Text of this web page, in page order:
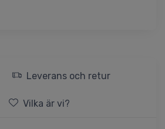
Leverans och retur
Vilka är vi?